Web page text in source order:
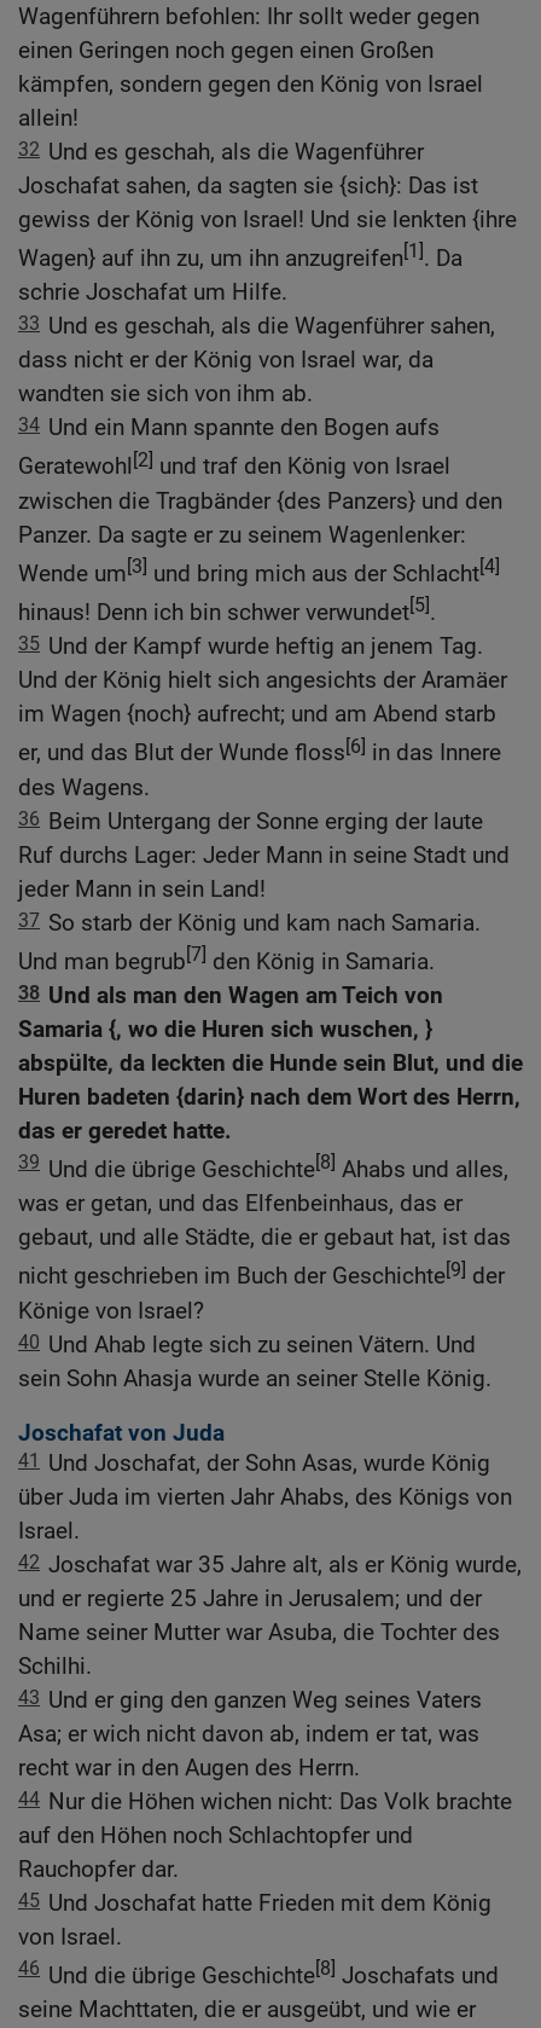
Wagenführern befohlen: Ihr sollt weder gegen
einen Geringen noch gegen einen Großen
kämpfen, sondern gegen den König von Israel
allein!
32 Und es geschah, als die Wagenführer
Joschafat sahen, da sagten sie {sich}: Das ist
gewiss der König von Israel! Und sie lenkten {ihre
Wagen} auf ihn zu, um ihn anzugreifen[1]. Da
schrie Joschafat um Hilfe.
33 Und es geschah, als die Wagenführer sahen,
dass nicht er der König von Israel war, da
wandten sie sich von ihm ab.
34 Und ein Mann spannte den Bogen aufs
Geratewohl[2] und traf den König von Israel
zwischen die Tragbänder {des Panzers} und den
Panzer. Da sagte er zu seinem Wagenlenker:
Wende um[3] und bring mich aus der Schlacht[4]
hinaus! Denn ich bin schwer verwundet[5].
35 Und der Kampf wurde heftig an jenem Tag.
Und der König hielt sich angesichts der Aramäer
im Wagen {noch} aufrecht; und am Abend starb
er, und das Blut der Wunde floss[6] in das Innere
des Wagens.
36 Beim Untergang der Sonne erging der laute
Ruf durchs Lager: Jeder Mann in seine Stadt und
jeder Mann in sein Land!
37 So starb der König und kam nach Samaria.
Und man begrub[7] den König in Samaria.
38 Und als man den Wagen am Teich von
Samaria {, wo die Huren sich wuschen, }
abspülte, da leckten die Hunde sein Blut, und die
Huren badeten {darin} nach dem Wort des Herrn,
das er geredet hatte.
39 Und die übrige Geschichte[8] Ahabs und alles,
was er getan, und das Elfenbeinhaus, das er
gebaut, und alle Städte, die er gebaut hat, ist das
nicht geschrieben im Buch der Geschichte[9] der
Könige von Israel?
40 Und Ahab legte sich zu seinen Vätern. Und
sein Sohn Ahasja wurde an seiner Stelle König.
Joschafat von Juda
41 Und Joschafat, der Sohn Asas, wurde König
über Juda im vierten Jahr Ahabs, des Königs von
Israel.
42 Joschafat war 35 Jahre alt, als er König wurde,
und er regierte 25 Jahre in Jerusalem; und der
Name seiner Mutter war Asuba, die Tochter des
Schilhi.
43 Und er ging den ganzen Weg seines Vaters
Asa; er wich nicht davon ab, indem er tat, was
recht war in den Augen des Herrn.
44 Nur die Höhen wichen nicht: Das Volk brachte
auf den Höhen noch Schlachtopfer und
Rauchopfer dar.
45 Und Joschafat hatte Frieden mit dem König
von Israel.
46 Und die übrige Geschichte[8] Joschafats und
seine Machttaten, die er ausgeübt, und wie er